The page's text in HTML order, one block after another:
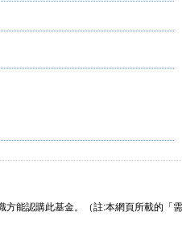
能認購此基金。（註:本網頁所載的「